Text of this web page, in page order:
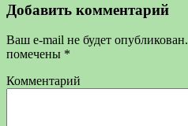
Добавить комментарий
Ваш e-mail не будет опубликован.
помечены *
Комментарий